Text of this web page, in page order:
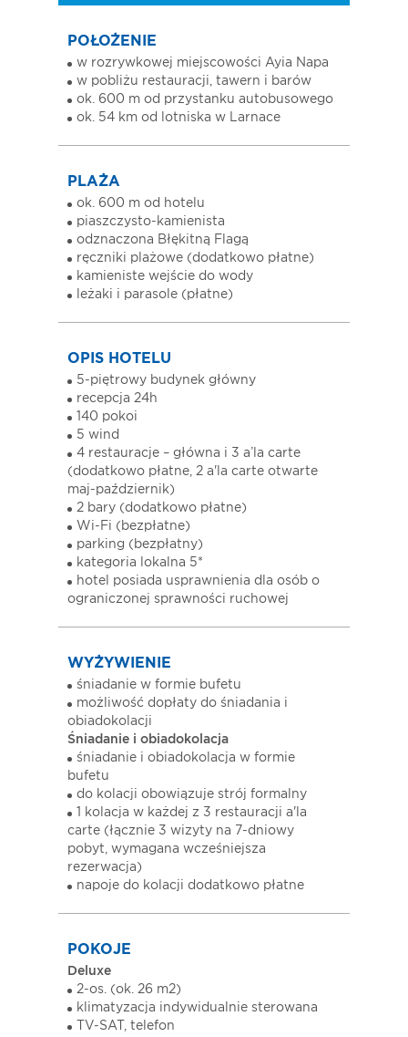
POŁOŻENIE
w rozrywkowej miejscowości Ayia Napa
w pobliżu restauracji, tawern i barów
ok. 600 m od przystanku autobusowego
ok. 54 km od lotniska w Larnace
PLAŻA
ok. 600 m od hotelu
piaszczysto-kamienista
odznaczona Błękitną Flagą
ręczniki plażowe (dodatkowo płatne)
kamieniste wejście do wody
leżaki i parasole (płatne)
OPIS HOTELU
5-piętrowy budynek główny
recepcja 24h
140 pokoi
5 wind
4 restauracje – główna i 3 a’la carte
(dodatkowo płatne, 2 a'la carte otwarte
maj-październik)
2 bary (dodatkowo płatne)
Wi-Fi (bezpłatne)
parking (bezpłatny)
kategoria lokalna 5*
hotel posiada usprawnienia dla osób o
ograniczonej sprawności ruchowej
WYŻYWIENIE
śniadanie w formie bufetu
możliwość dopłaty do śniadania i
obiadokolacji
Śniadanie i obiadokolacja
śniadanie i obiadokolacja w formie
bufetu
do kolacji obowiązuje strój formalny
1 kolacja w każdej z 3 restauracji a'la
carte (łącznie 3 wizyty na 7-dniowy
pobyt, wymagana wcześniejsza
rezerwacja)
napoje do kolacji dodatkowo płatne
POKOJE
Deluxe
2-os. (ok. 26 m2)
klimatyzacja indywidualnie sterowana
TV-SAT, telefon